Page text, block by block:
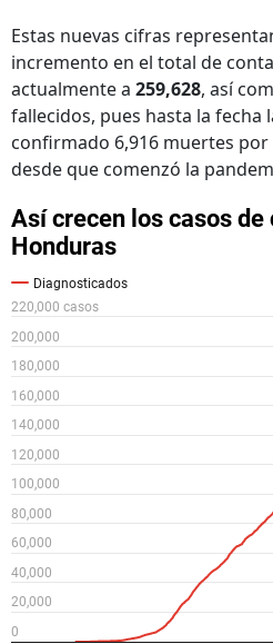
Estas nuevas cifras
incremento en el total de
actualmente a 259,628, así
fallecidos, pues hasta la fecha
confirmado 6,916 muertes
desde que comenzó la